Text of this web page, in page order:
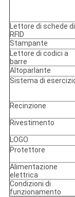
Lettore di schede di
RFID
Stampante
Lettore di codici a
barre
Altoparlante
Sistema di
Recinzione
Rivestimento
LOGO
Protettore
Alimentazione
elettrica
Condizioni di
funzionamento